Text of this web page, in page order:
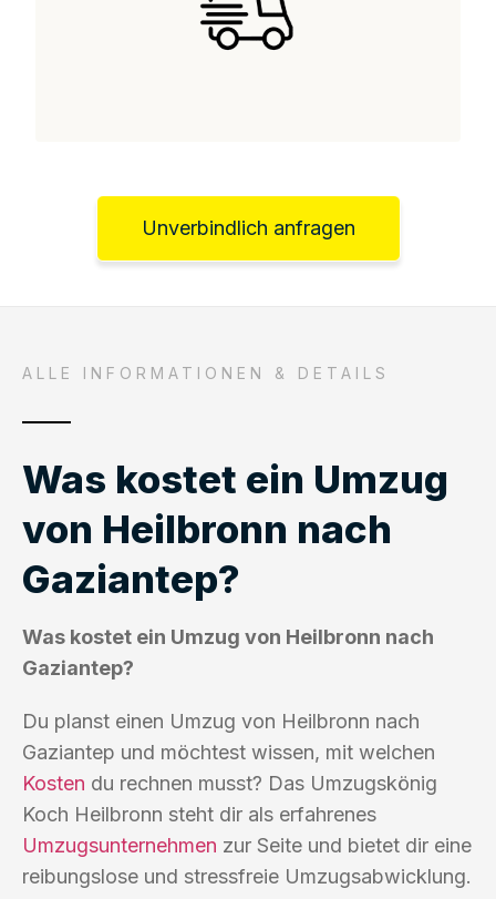
Unverbindlich anfragen
ALLE INFORMATIONEN & DETAILS
Was kostet ein Umzug
von Heilbronn nach
Gaziantep?
Was kostet ein Umzug von Heilbronn nach
Gaziantep?
Du planst einen Umzug von Heilbronn nach
Gaziantep und möchtest wissen, mit welchen
Kosten du rechnen musst? Das Umzugskönig
Koch Heilbronn steht dir als erfahrenes
Umzugsunternehmen zur Seite und bietet dir eine
reibungslose und stressfreie Umzugsabwicklung.